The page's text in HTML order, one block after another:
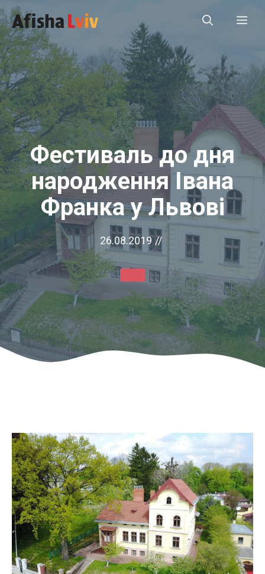
Перейти
до
вмісту
Фестиваль до дня
народження Івана
Франка у Львові
26.08.2019 //